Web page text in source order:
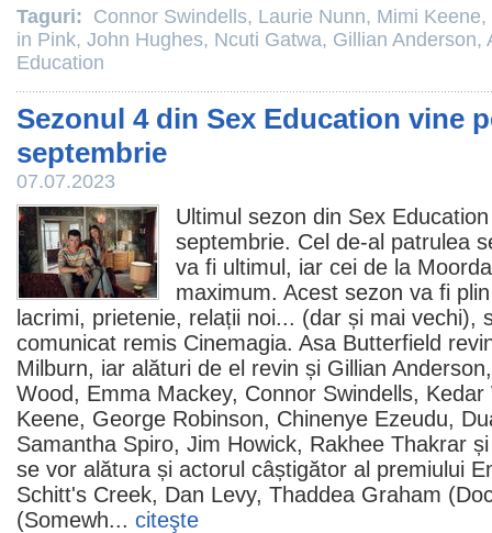
Taguri: Connor Swindells, Laurie Nunn, Mimi Keene,
in Pink, John Hughes, Ncuti Gatwa, Gillian Anderson,
Education
Sezonul 4 din Sex Education vine
septembrie
07.07.2023
Ultimul sezon din Sex Education
septembrie. Cel de-al patrulea
va fi ultimul, iar cei de la
maximum. Acest sezon va fi
lacrimi, prietenie, relații noi... (dar și mai vechi),
comunicat remis Cinemagia. Asa Butterfield
Milburn, iar alături de el revin și Gillian Anderson
Wood, Emma Mackey, Connor Swindells, Kedar
Keene, George Robinson, Chinenye Ezeudu,
Samantha Spiro, Jim Howick, Rakhee Thakrar
se vor alătura și actorul câștigător al premiului
Schitt's Creek, Dan Levy, Thaddea Graham
(Somewh... citeşte